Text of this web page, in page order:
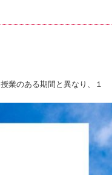
業のある期間と異なり、１